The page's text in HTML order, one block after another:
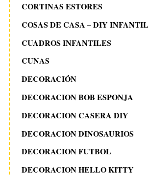
CORTINAS ESTORES
COSAS DE CASA – DIY INFANTIL
CUADROS INFANTILES
CUNAS
DECORACIÓN
DECORACION BOB ESPONJA
DECORACION CASERA DIY
DECORACION DINOSAURIOS
DECORACION FUTBOL
DECORACION HELLO KITTY